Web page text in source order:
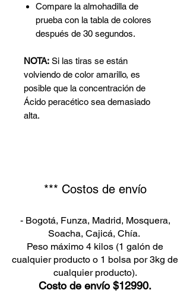
Compare la almohadilla de
prueba con la tabla de colores
después de 30 segundos.
NOTA: Si las tiras se están
volviendo de color amarillo, es
posible que la concentración de
Ácido peracético sea demasiado
alta.
*** Costos de envío
- Bogotá, Funza, Madrid, Mosquera,
Soacha, Cajicá, Chía.
Peso máximo 4 kilos (1 galón de
cualquier producto o 1 bolsa por 3kg de
cualquier producto).
Costo de envío $12990.